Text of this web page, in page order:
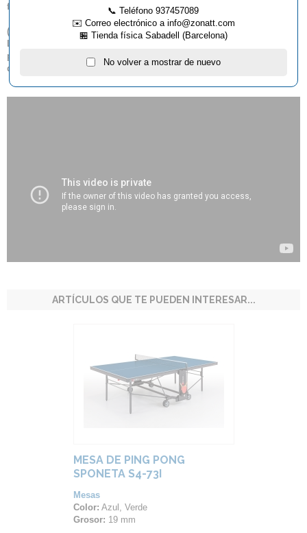
facturación.
(
) Los envíos de este artículo a las siguientes provincias: Baleares,
Las Palmas, Santa Cruz de Tenerife, requieren realizar un
presupuesto previo para poder calcular los gastos de envío
definitivos.
ARTÍCULOS QUE TE PUEDEN INTERESAR...
MESA DE PING PONG
SPONETA S4-73I
Mesas
Color: Azul, Verde
Grosor: 19 mm
📞 Teléfono 937457089
✉️ Correo electrónico a info@zonatt.com
🏪 Tienda física Sabadell (Barcelona)
No volver a mostrar de nuevo